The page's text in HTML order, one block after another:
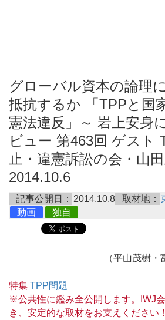
グローバル資本の論理
抵抗するか 「TPPと国
憲法違反」～ 岩上安身
ビュー 第463回 ゲスト
止・違憲訴訟の会・山
2014.10.6
記事公開日： 2014.10.8 取材地：
動画
独自
（平山茂樹・
特集 TPP問題
※公共性に鑑み全公開します。IWJ
き、安定的な取材をお支えください